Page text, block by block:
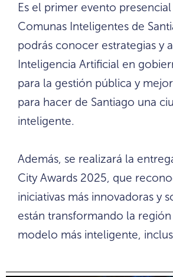
Es el primer evento
Comunas Inteligentes de
podrás conocer estrategias y
Inteligencia Artificial en
para la gestión pública y
para hacer de Santiago una
inteligente.
Además, se realizará la
City Awards 2025, que
iniciativas más innovadoras y
están transformando la región
modelo más inteligente,